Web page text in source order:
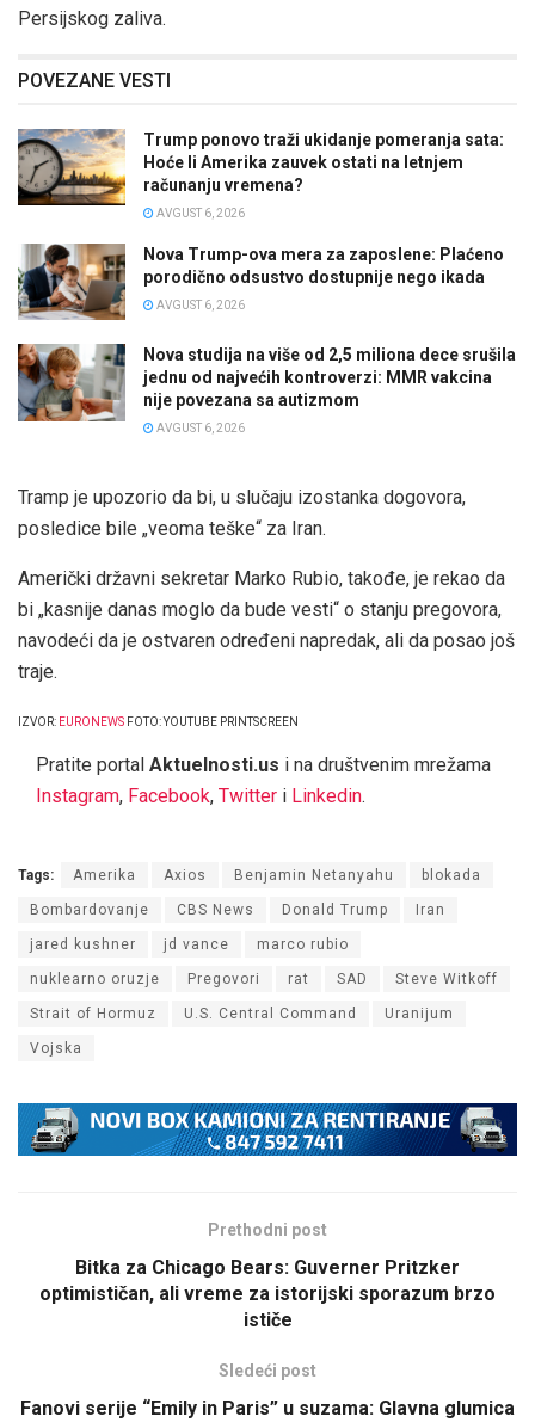
Persijskog zaliva.
POVEZANE VESTI
Trump ponovo traži ukidanje pomeranja sata:
Hoće li Amerika zauvek ostati na letnjem
računanju vremena?
AVGUST 6, 2026
Nova Trump-ova mera za zaposlene: Plaćeno
porodično odsustvo dostupnije nego ikada
AVGUST 6, 2026
Nova studija na više od 2,5 miliona dece srušila
jednu od najvećih kontroverzi: MMR vakcina
nije povezana sa autizmom
AVGUST 6, 2026
Tramp je upozorio da bi, u slučaju izostanka dogovora,
posledice bile „veoma teške“ za Iran.
Američki državni sekretar Marko Rubio, takođe, je rekao da
bi „kasnije danas moglo da bude vesti“ o stanju pregovora,
navodeći da je ostvaren određeni napredak, ali da posao još
traje.
IZVOR: EURONEWS FOTO: YOUTUBE PRINTSCREEN
Pratite portal Aktuelnosti.us i na društvenim mrežama
Instagram, Facebook, Twitter i Linkedin.
Tags: Amerika Axios Benjamin Netanyahu blokada
Bombardovanje CBS News Donald Trump Iran
jared kushner jd vance marco rubio
nuklearno oruzje Pregovori rat SAD Steve Witkoff
Strait of Hormuz U.S. Central Command Uranijum
Vojska
Prethodni post
Bitka za Chicago Bears: Guverner Pritzker
optimističan, ali vreme za istorijski sporazum brzo
ističe
Sledeći post
Fanovi serije “Emily in Paris” u suzama: Glavna glumica